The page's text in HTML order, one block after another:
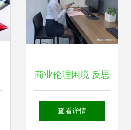
商业伦理困境 反思
汽车销售中的不当
查看详情